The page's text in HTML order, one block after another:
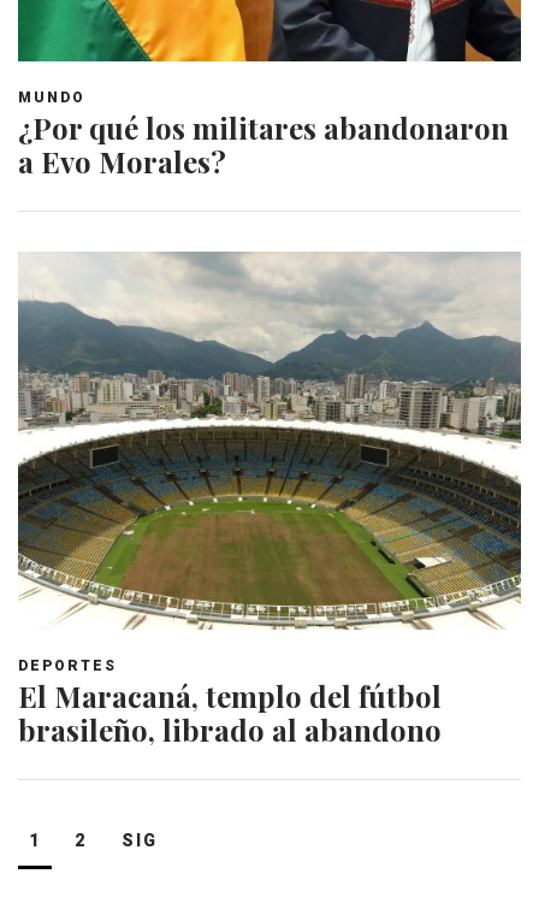
MUNDO
¿Por qué los militares abandonaron
a Evo Morales?
DEPORTES
El Maracaná, templo del fútbol
brasileño, librado al abandono
Navegación
de
1 2 SIG